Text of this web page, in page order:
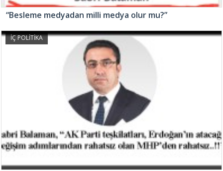
“Besleme medyadan milli medya olur mu?”
İÇ POLİTİKA